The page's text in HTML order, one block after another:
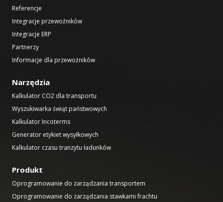
Referencje
Integracje przewoźników
Integracje ERP
Partnerzy
Informacje dla przewoźników
Narzędzia
Kalkulator CO2 dla transportu
Wyszukiwarka świąt państwowych
Kalkulator Incoterms
Generator etykiet wysyłkowych
Kalkulator czasu tranzytu ładunków
Produkt
Oprogramowanie do zarządzania transportem
Oprogramowanie do zarządzania stawkami frachtu